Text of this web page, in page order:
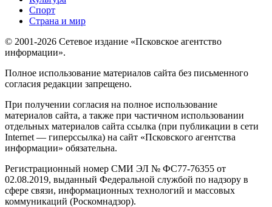
Спорт
Страна и мир
© 2001-2026 Сетевое издание «Псковское агентство
информации».
Полное использование материалов сайта без письменного
согласия редакции запрещено.
При получении согласия на полное использование
материалов сайта, а также при частичном использовании
отдельных материалов сайта ссылка (при публикации в сети
Internet — гиперссылка) на сайт «Псковского агентства
информации» обязательна.
Регистрационный номер СМИ ЭЛ № ФС77-76355 от
02.08.2019, выданный Федеральной службой по надзору в
сфере связи, информационных технологий и массовых
коммуникаций (Роскомнадзор).